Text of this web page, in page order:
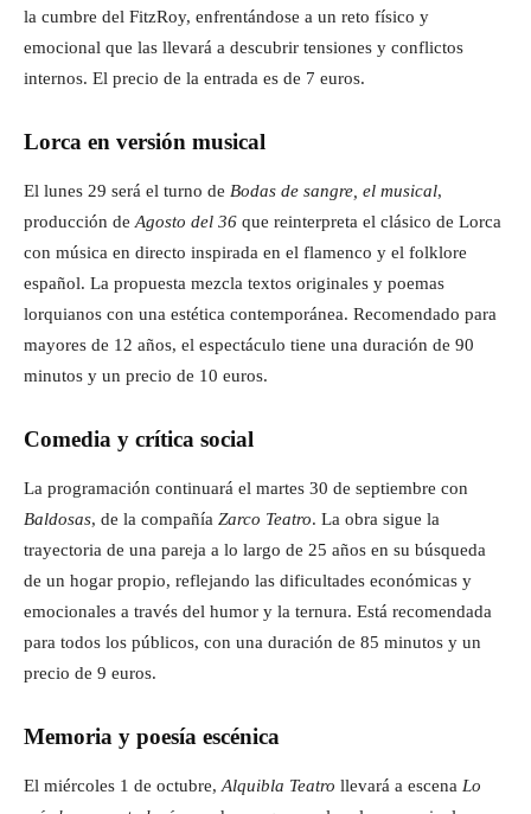
la cumbre del FitzRoy, enfrentándose a un reto físico y
emocional que las llevará a descubrir tensiones y conflictos
internos. El precio de la entrada es de 7 euros.
Lorca en versión musical
El lunes 29 será el turno de Bodas de sangre, el musical,
producción de Agosto del 36 que reinterpreta el clásico de Lorca
con música en directo inspirada en el flamenco y el folklore
español. La propuesta mezcla textos originales y poemas
lorquianos con una estética contemporánea. Recomendado para
mayores de 12 años, el espectáculo tiene una duración de 90
minutos y un precio de 10 euros.
Comedia y crítica social
La programación continuará el martes 30 de septiembre con
Baldosas, de la compañía Zarco Teatro. La obra sigue la
trayectoria de una pareja a lo largo de 25 años en su búsqueda
de un hogar propio, reflejando las dificultades económicas y
emocionales a través del humor y la ternura. Está recomendada
para todos los públicos, con una duración de 85 minutos y un
precio de 9 euros.
Memoria y poesía escénica
El miércoles 1 de octubre, Alquibla Teatro llevará a escena Lo